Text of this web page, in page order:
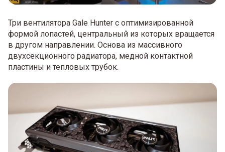
Три вентилятора Gale Hunter с оптимизированной
формой лопастей, центральный из которых вращается
в другом направлении. Основа из массивного
двухсекционного радиатора, медной контактной
пластины и тепловых трубок.